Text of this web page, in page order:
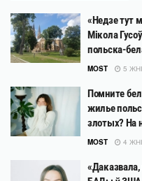
«Недзе тут
Мікола
польска-
MOST 5
Помните
жилье
злотых? На
MOST 4
«Даказвала,